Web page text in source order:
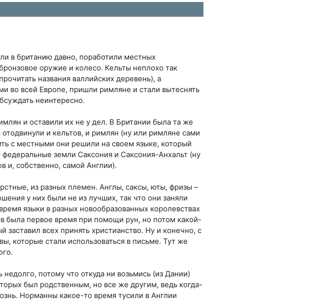
в британию давно, поработили местных
оружие и колесо. Кельты неплохо так
названия валлийских деревень), а
во всей Европе, пришли римляне и стали вытеснять
неинтересно.
и оставили их не у дел. В Британии была та же
и кельтов, и римлян (ну или римляне сами
с местными они решили на своем языке, который
земли Саксония и Саксония-Анхальт (ну
и, собственно, самой Англии).
из разных племен. Англы, саксы, юты, фризы –
у них были не из лучших, так что они заняли
языки в разных новообразованных королевствах
была первое время при помощи рун, но потом какой-
всех принять христианство. Ну и конечно, с
которые стали использоваться в письме. Тут же
потому что откуда ни возьмись (из Дании)
был родственным, но все же другим, ведь когда-
Норманны какое-то время тусили в Англии